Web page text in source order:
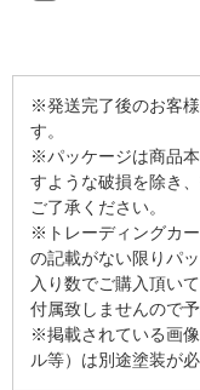
※発送完了後のお客
す。
※パッケージは商品
すような破損を除き
ご了承ください。
※トレーディングカ
の記載がない限りパ
入り数でご購入頂い
付属致しませんので
※掲載されている画
ル等）は別途塗装が